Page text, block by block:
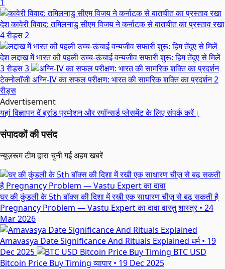
देशकावेरी विवाद: तमिलनाडु सीएम विजय ने कर्नाटक से बातचीत का प्रस्ताव रखा
4 रीड्स2
देशलद्दाख में भारत की पहली उच्च-ऊंचाई वन्यजीव सफारी शुरू: हिम तेंदुए से मिलें
3 रीड्स3
टेक्नोलॉजीअग्नि-IV का सफल परीक्षण: भारत की सामरिक शक्ति का प्रदर्शन2
रीड्स
Advertisement
यहां विज्ञापन देंब्रांड प्रमोशन और स्पॉन्सर्ड प्लेसमेंट के लिए संपर्क करें।
संपादकों की पसंद
न्यूज़रूम टीम द्वारा चुनी गई अहम खबरें
घर की कुंडली के 5th बॉक्स की दिशा में रखी एक साधारण चीज़ से बढ़ सकती है
Pregnancy Problem — Vastu Expert का दावावास्तु शास्त्र • 24
Mar 2026
Amavasya Date Significance And Rituals Explained धर्म • 19
Dec 2025
BTC USD
Bitcoin Price Buy Timing व्यापार • 19 Dec 2025